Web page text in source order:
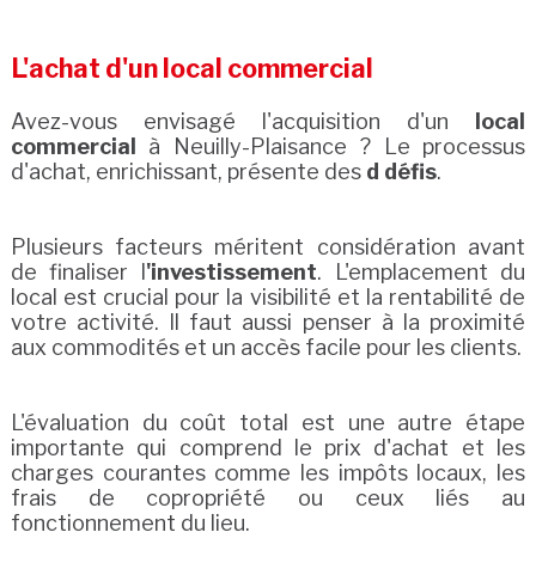
L'achat d'un local commercial
Avez-vous envisagé l'acquisition d'un
local
commercial
à Neuilly-Plaisance ? Le processus
d'achat, enrichissant, présente des d défis.
Plusieurs facteurs méritent considération avant
de finaliser l 'investissement. L'emplacement du
local est crucial pour la visibilité et la rentabilité de
votre activité. Il faut aussi penser à la proximité
aux commodités et un accès facile pour les clients.
L'évaluation du coût total est une autre étape
importante qui comprend le prix d'achat et les
charges courantes comme les impôts locaux, les
frais de copropriété ou ceux liés au
fonctionnement du lieu.